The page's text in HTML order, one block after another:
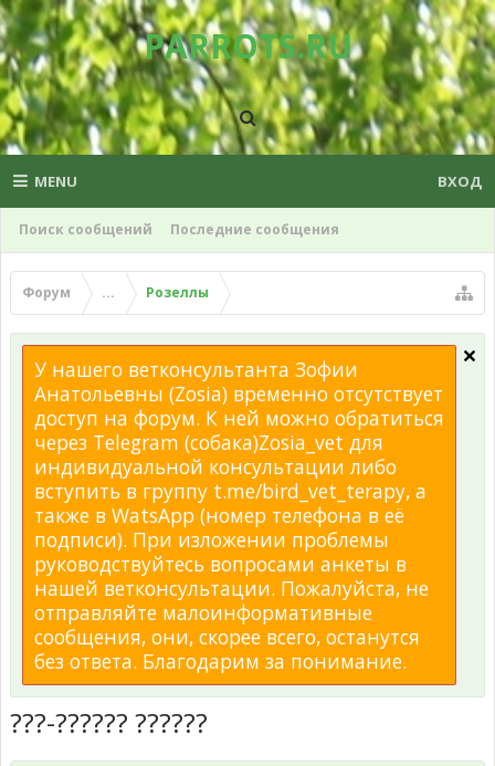
PARROTS.RU
MENU
Поиск сообщений Последние сообщения
ВХОД
Форум ... Розеллы
У нашего ветконсультанта Зофии
Анатольевны (Zosia) временно отсутствует
доступ на форум. К ней можно обратиться
через Telegram (собака)Zosia_vet для
индивидуальной консультации либо
вступить в группу t.me/bird_vet_terapy, а
также в WatsApp (номер телефона в её
подписи). При изложении проблемы
руководствуйтесь вопросами анкеты в
нашей ветконсультации. Пожалуйста, не
отправляйте малоинформативные
сообщения, они, скорее всего, останутся
без ответа. Благодарим за понимание.
???-?????? ??????